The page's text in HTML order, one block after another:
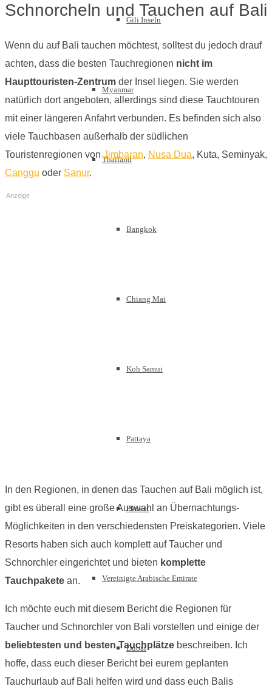
Gili Inseln
Myanmar
Thailand
Bangkok
Chiang Mai
Koh Samui
Pattaya
Phuket
Vereinigte Arabische Emirate
Dubai
Schnorcheln und Tauchen auf Bali
Wenn du auf Bali tauchen möchtest, solltest du jedoch drauf
achten, dass die besten Tauchregionen nicht im
Haupttouristen-Zentrum der Insel liegen. Sie werden
natürlich dort angeboten, allerdings sind diese Tauchtouren
mit einer längeren Anfahrt verbunden. Es befinden sich also
viele Tauchbasen außerhalb der südlichen
Touristenregionen vonJimbaran, Nusa Dua, Kuta, Seminyak,
Canggu oder Sanur.
Anzeige
In den Regionen, in denen das Tauchen auf Bali möglich ist,
gibt es überall eine große Auswahl an Übernachtungs-
Möglichkeiten in den verschiedensten Preiskategorien. Viele
Resorts haben sich auch komplett auf Taucher und
Schnorchler eingerichtet und bieten komplette
Tauchpakete an.
Ich möchte euch mit diesem Bericht die Regionen für
Taucher und Schnorchler von Bali vorstellen und einige der
beliebtesten und besten Tauchplätze beschreiben. Ich
hoffe, dass euch dieser Bericht bei eurem geplanten
Tauchurlaub auf Bali helfen wird und dass euch Balis